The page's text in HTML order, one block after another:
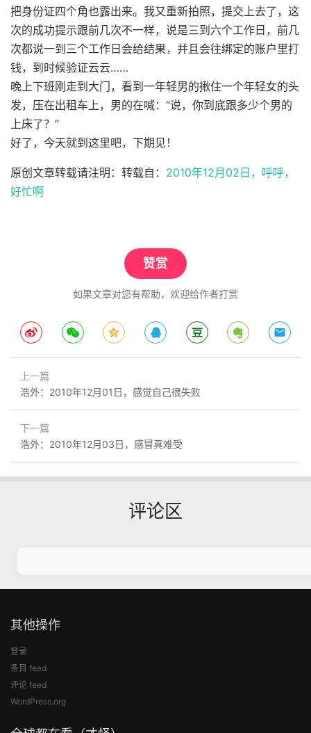
把身份证四个角也露出来。我又重新拍照，提交上去了，这
次的成功提示跟前几次不一样，说是三到六个工作日，前几
次都说一到三个工作日会给结果，并且会往绑定的账户里打
钱，到时候验证云云……
晚上下班刚走到大门，看到一年轻男的揪住一个年轻女的头
发，压在出租车上，男的在喊：“说，你到底跟多少个男的
上床了？”
好了，今天就到这里吧，下期见！
原创文章转载请注明：转载自： 2010年12月02日，呼呼，
好忙啊
赞赏
如果文章对您有帮助，欢迎给作者打赏
上一篇
浩外：2010年12月01日，感觉自己很失败
下一篇
浩外：2010年12月03日，感冒真难受
评论区
其他操作
登录
条目 feed
评论 feed
WordPress.org